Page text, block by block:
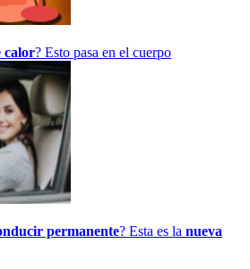
calor? Esto pasa en el cuerpo
permanente? Esta es la nueva